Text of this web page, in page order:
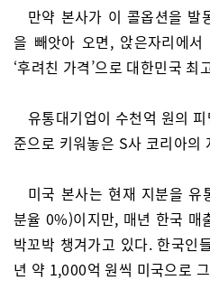
만약 본사가 이 콜옵션을
을 빼앗아 오면, 앉은자리에
‘후려친 가격’으로 대한민국
유통대기업이 수천억 원의
준으로 키워놓은 S사 코리아의
미국 본사는 현재 지분을 유
분율 0%)이지만, 매년 한국 매
박꼬박 챙겨가고 있다. 한국인
년 약 1,000억 원씩 미국으로